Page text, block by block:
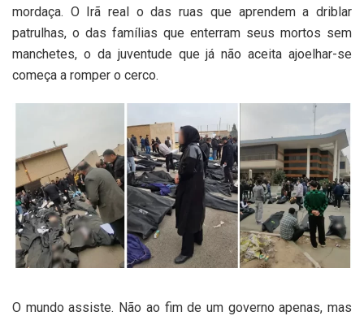
mordaça. O Irã real o das ruas que aprendem a driblar
patrulhas, o das famílias que enterram seus mortos sem
manchetes, o da juventude que já não aceita ajoelhar-se
começa a romper o cerco.
O mundo assiste. Não ao fim de um governo apenas, mas